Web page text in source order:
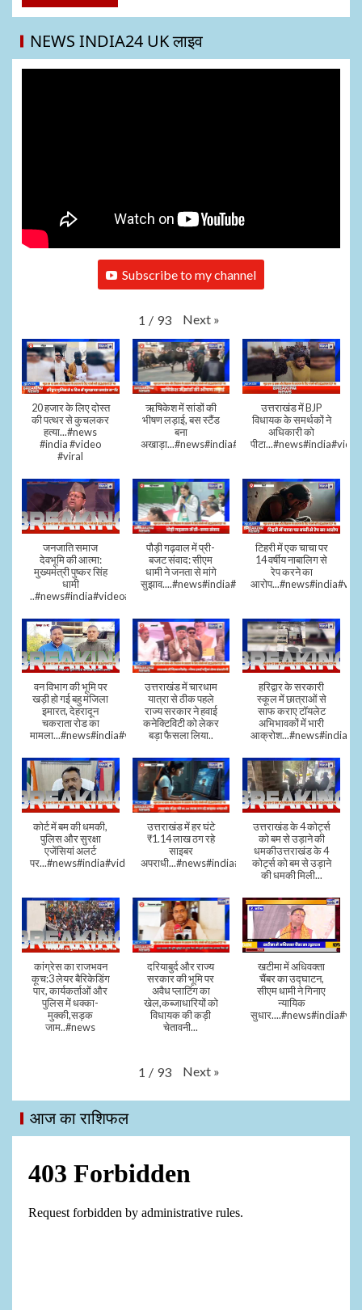
NEWS INDIA24 UK लाइव
Subscribe to my channel
1 / 93 Next »
20 हजार के लिए दोस्त
की पत्थर से कुचलकर
हत्या...#news
#india #video
#viral
ऋषिकेश में सांडों की
भीषण लड़ाई, बस स्टैंड
बना
अखाड़ा...#news#india#video#viral
उत्तराखंड में BJP
विधायक के समर्थकों ने
अधिकारी को
जनजाति समाज
देवभूमि की आत्मा:
मुख्यमंत्री पुष्कर सिंह
धामी
..#news#india#video#viral
पौड़ी गढ़वाल में प्री-
बजट संवाद: सीएम
धामी ने जनता से मांगे
सुझाव....#news#india#video#viral
टिहरी में एक चाचा पर
14 वर्षीय नाबालिग से
रेप करने का
वन विभाग की भूमि पर
खड़ी हो गई बहु मंजिला
इमारत, देहरादून
चकराता रोड का
मामला...#news#india#video
उत्तराखंड में चारधाम
यात्रा से ठीक पहले
राज्य सरकार ने हवाई
कनेक्टिविटी को लेकर
बड़ा फैसला लिया..
हरिद्वार के सरकारी
स्कूल में छात्राओं से
साफ कराए टॉयलेट
अभिभावकों में भारी
आक्रोश...#news#india
कोर्ट में बम की धमकी,
पुलिस और सुरक्षा
एजेंसियां अलर्ट
पर...#news#india#video#viral
उत्तराखंड में हर घंटे
₹1.14 लाख ठग रहे
साइबर
अपराधी...#news#india#video#viral
उत्तराखंड के 4 कोर्ट्स
को बम से उड़ाने की
धमकीउत्तराखंड के 4
कोर्ट्स को बम से उड़ाने
की धमकी मिली...
कांग्रेस का राजभवन
कूच:3 लेयर बैरिकेडिंग
पार, कार्यकर्ताओं और
पुलिस में धक्का-
मुक्की,सड़क
जाम..#news
दरियाबुर्द और राज्य
सरकार की भूमि पर
अवैध प्लाटिंग का
खेल,कब्जाधारियों को
विधायक की कड़ी
चेतावनी...
खटीमा में अधिवक्ता
चैंबर का उद्घाटन,
सीएम धामी ने गिनाए
न्यायिक
1 / 93 Next »
आज का राशिफल